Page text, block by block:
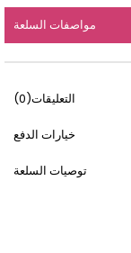
مواصفات السلعة
التعليقات(0)
خيارات الدفع
توصيات السلعة